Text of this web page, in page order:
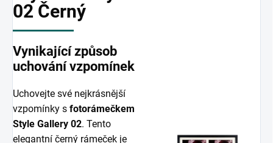
02 Černý
Vynikající způsob
uchování vzpomínek
Uchovejte své nejkrásnější
vzpomínky s fotorámečkem
Style Gallery 02. Tento
elegantní černý rámeček je